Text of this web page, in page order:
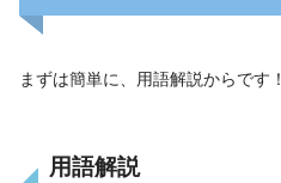
まずは簡単に、用語解説からです！
用語解説